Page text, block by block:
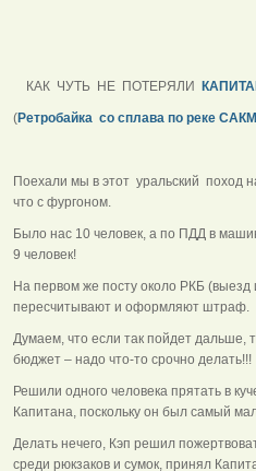
КАК ЧУТЬ НЕ ПОТЕРЯЛИ
(Ретробайка со сплава по реке
Поехали мы в этот уральский поход
что с фургоном.
Было нас 10 человек, а по ПДД в
9 человек!
На первом же посту около РКБ (выезд
пересчитывают и оформляют штраф.
Думаем, что если так пойдет дальше,
бюджет – надо что-то срочно делать!!!
Решили одного человека прятать в
Капитана, поскольку он был самый
Делать нечего, Кэп решил
среди рюкзаков и сумок, принял